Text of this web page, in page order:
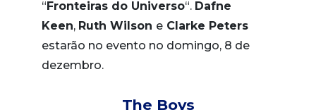
“ Fronteiras do Universo“. Dafne
Keen, Ruth Wilson e Clarke Peters
estarão no evento no domingo, 8 de
dezembro.
The Boys